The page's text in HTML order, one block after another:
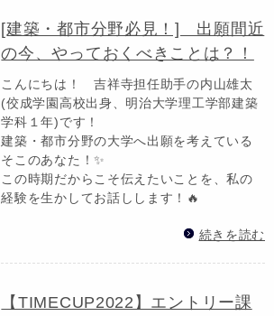
[建築・都市分野必見！] 出願間近
の今、やっておくべきことは？！
こんにちは！ 吉祥寺担任助手の内山雄太
(佼成学園高校出身、明治大学理工学部建築
学科１年)です！
建築・都市分野の大学へ出願を考えている
そこのあなた！✨
この時期だからこそ伝えたいことを、私の
経験を生かしてお話しします！🔥
続きを読む
【TIMECUP2022】エントリー課